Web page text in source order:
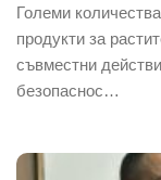
Големи
продукти за
съвместни
безопаснос…